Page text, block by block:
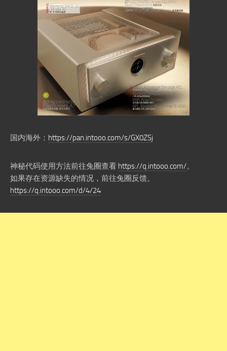
国内海外： https://pan.intooo.com/s/GX0ZSj
神秘代码使用方法前往兔圈查看 https://q.intooo.com/。
如果存在资源缺失的情况，前往兔圈反馈。
https://q.intooo.com/d/4/24